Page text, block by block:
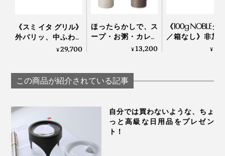
家でカフェが開けそうな、専用レシピブックつき。毎日
のティータイムがグッと充実します。
※「Hot tea」モードで牛乳を使用する時は、焦げ付き防止のため、牛乳3:
水１以上の割合になるよう、水を入れてください。
も、こんなにラクだなんて。
ホットチョコレートをつくれるマシンは珍しいので、お
いしいものやカフェ好きのあの人のギフトにもおすす
《スミ イタ グリル》
外パリッ、中ふわっ
と焼きあがる「炭プ
¥29,700
ほったらかしで、ス
ープ・お粥・カレー
も作れる「自動調理
¥13,200
《100g NOBLEタ
／箱なし》非加
無濾過 世界最
¥
この商品が紹介されている記事
自分では買わないような、ちょ
っと高級な日用品をプレゼン
ト！